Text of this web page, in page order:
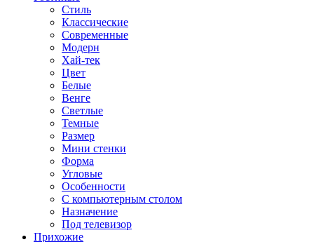
Стиль
Классические
Современные
Модерн
Хай-тек
Цвет
Белые
Венге
Светлые
Темные
Размер
Мини стенки
Форма
Угловые
Особенности
С компьютерным столом
Назначение
Под телевизор
Прихожие